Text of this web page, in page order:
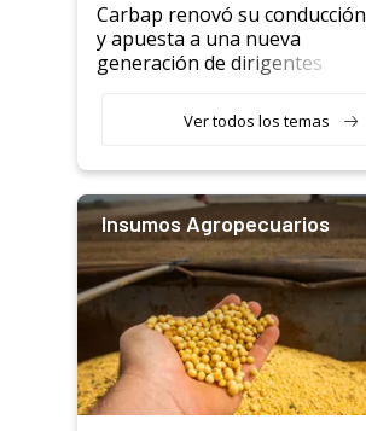
Carbap renovó su conducción
y apuesta a una nueva
generación de dirigentes
Ver todos los temas
Insumos Agropecuarios